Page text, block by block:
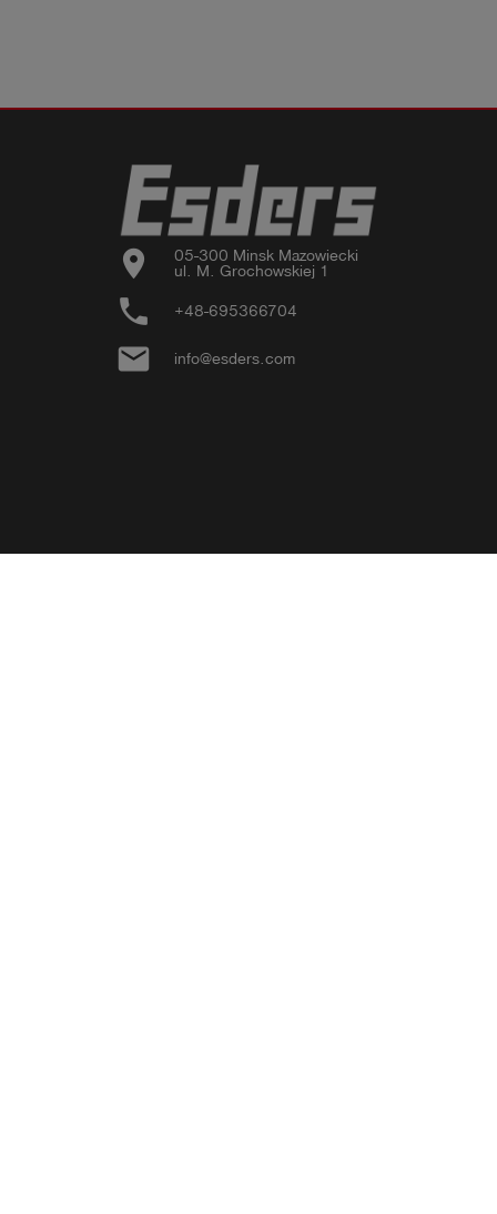
location_on
05-300 Minsk Mazowiecki
ul. M. Grochowskiej 1
phone +48-695366704
email info@esders.com